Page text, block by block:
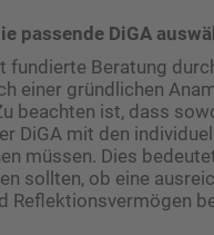
passende DiGA
fundierte Beratung
einer gründlichen
beachten ist, dass
DiGA mit den
müssen. Dies
sollten, ob eine
Reflektionsvermögen